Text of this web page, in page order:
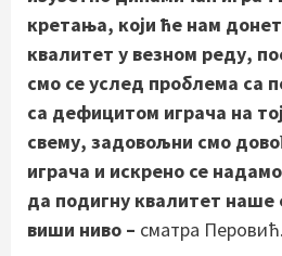
кретања, који ће нам
квалитет у везном реду,
смо се услед проблема са
са дефицитом играча на
свему, задовољни смо
играча и искрено се
да подигну квалитет наше
виши ниво – сматра Перовић.